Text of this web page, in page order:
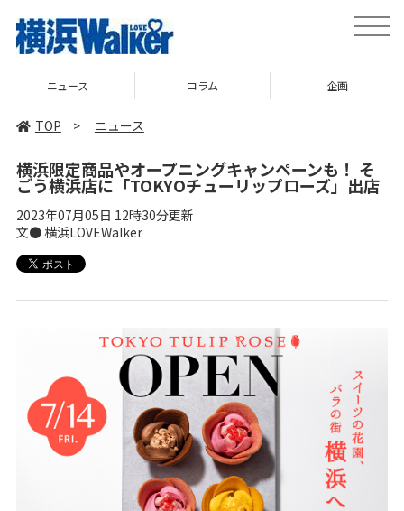
toggle
ニュース コラム 企画
TOP > ニュース
横浜限定商品やオープニングキャンペーンも！ そ
ごう横浜店に「TOKYOチューリップローズ」出店
2023年07月05日 12時30分更新
文● 横浜LOVEWalker